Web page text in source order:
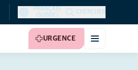
FRANÇAIS
(SUISSE)
CHERCHER
URGENCE